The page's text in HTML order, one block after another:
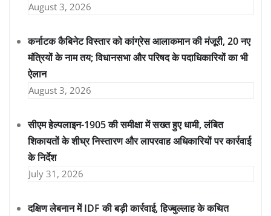
August 3, 2026
कर्नाटक कैबिनेट विस्तार को कांग्रेस आलाकमान की मंजूरी, 20 नए
मंत्रियों के नाम तय; विधानसभा और परिषद के पदाधिकारियों का भी
ऐलान
August 3, 2026
सीएम हेल्पलाइन-1905 की समीक्षा में सख्त हुए धामी, लंबित
शिकायतों के शीघ्र निस्तारण और लापरवाह अधिकारियों पर कार्रवाई
के निर्देश
July 31, 2026
दक्षिण लेबनान में IDF की बड़ी कार्रवाई, हिज्बुल्लाह के कथित